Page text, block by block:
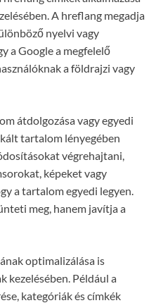
A hreflang megadja
nyelvi vagy
a Google a megfelelő
a földrajzi vagy
átdolgozása vagy egyedi
tartalom lényegében
végrehajtani,
képeket vagy
a tartalom egyedi legyen.
meg, hanem javítja a
optimalizálása is
kezelésében. Például a
kategóriák és címkék